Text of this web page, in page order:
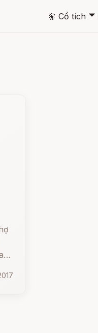
🧚 Cổ tích 🞃